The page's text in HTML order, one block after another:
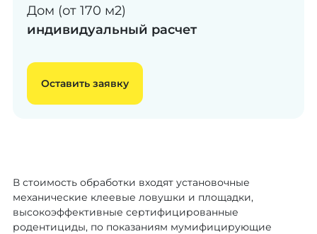
Дом (от 170 м2)
индивидуальный расчет
Оставить заявку
В стоимость обработки входят установочные
механические клеевые ловушки и площадки,
высокоэффективные сертифицированные
родентициды, по показаниям мумифицирующие